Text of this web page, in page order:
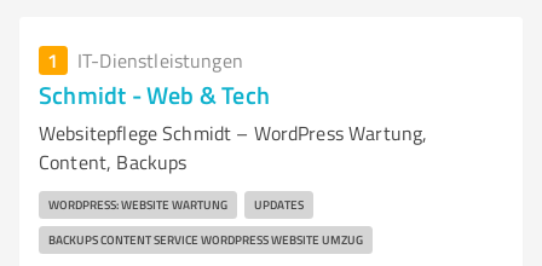
1 IT-Dienstleistungen
Schmidt - Web & Tech
Websitepflege Schmidt – WordPress Wartung,
Content, Backups
WORDPRESS: WEBSITE WARTUNG UPDATES
BACKUPS CONTENT SERVICE WORDPRESS WEBSITE UMZUG